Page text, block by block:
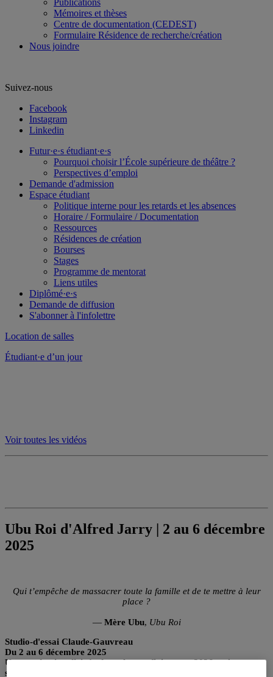
Publications
Mémoires et thèses
Centre de documentation (CEDEST)
Formulaire Résidence de recherche/création
Nous joindre
Suivez-nous
Facebook
Instagram
Linkedin
Futur·e·s étudiant·e·s
Pourquoi choisir l’École supérieure de théâtre ?
Perspectives d’emploi
Demande d'admission
Espace étudiant
Politique interne pour les retards et les absences
Horaire / Formulaire / Documentation
Ressources
Résidences de création
Bourses
Stages
Programme de mentorat
Liens utiles
Diplômé·e·s
Demande de diffusion
S'abonner à l'infolettre
Location de salles
Étudiant·e d’un jour
Voir toutes les vidéos
Ubu Roi d'Alfred Jarry | 2 au 6 décembre
2025
Qui t’empêche de massacrer toute la famille et de te mettre à leur
place ?
— Mère Ubu, Ubu Roi
Studio-d'essai Claude-Gauvreau
Du 2 au 6 décembre 2025
Une production dirigée des cohortes finissantes 2026 en jeu, en
scénographie et en études théâtrales.